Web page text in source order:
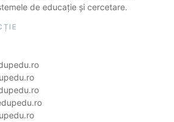
de educație și cercetare.